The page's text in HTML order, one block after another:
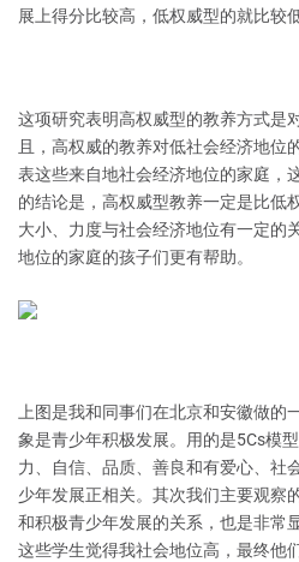
展上得分比较高，低权威型的就比较低
这项研究表明高权威型的教养方式是
且，高权威的教养对低社会经济地位
表这些来自地社会经济地位的家庭，
的结论是，高权威型教养一定是比低
大小、力度与社会经济地位有一定的
地位的家庭的孩子们更有帮助。
上图是我和同事们在北京和安徽做的
象是青少年积极发展。用的是5Cs模
力、自信、品质、善良和有爱心、社
少年发展正相关。其次我们主要观察
和积极青少年发展的关系，也是非常
这些学生觉得我社会地位高，最终他